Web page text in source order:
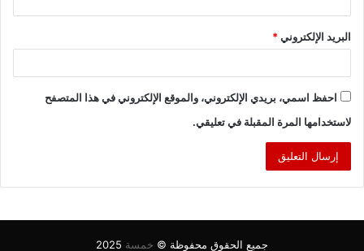
البريد الإلكتروني*
احفظ اسمي، بريدي الإلكتروني، والموقع الإلكتروني في هذا المتصفح
لاستخدامها المرة المقبلة في تعليقي.
جميع الحقوق محفوظة © خمسة